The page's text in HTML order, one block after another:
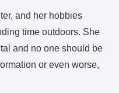
and her hobbies
time outdoors. She
and no one should be
or even worse,